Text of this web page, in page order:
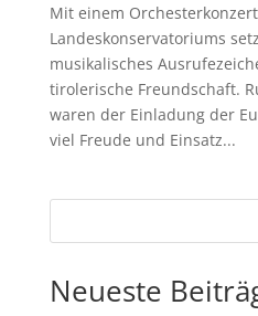
Mit einem
Landeskonservatoriums
musikalisches
tirolerische Freundschaft.
waren der Einladung der
viel Freude und Einsatz...
Neueste